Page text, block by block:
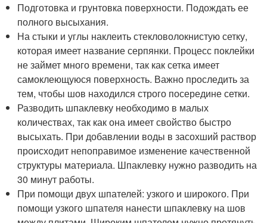
Подготовка и грунтовка поверхности. Подождать ее
полного высыхания.
На стыки и углы наклеить стекловолокнистую сетку,
которая имеет название серпянки. Процесс поклейки
не займет много времени, так как сетка имеет
самоклеющуюся поверхность. Важно проследить за
тем, чтобы шов находился строго посередине сетки.
Разводить шпаклевку необходимо в малых
количествах, так как она имеет свойство быстро
высыхать. При добавлении воды в засохший раствор
происходит непоправимое изменение качественной
структуры материала. Шпаклевку нужно разводить на
30 минут работы.
При помощи двух шпателей: узкого и широкого. При
помощи узкого шпателя нанести шпаклевку на шов